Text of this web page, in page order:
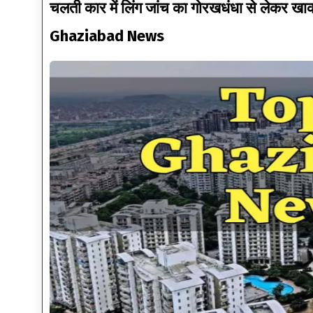
चलती कार में लिंग जांच का गोरखधंधा से लेकर
Ghaziabad News